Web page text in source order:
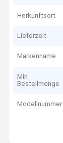
Herkunftsort
Lieferzeit
Markenname
Min
Bestellmenge
Modellnummer